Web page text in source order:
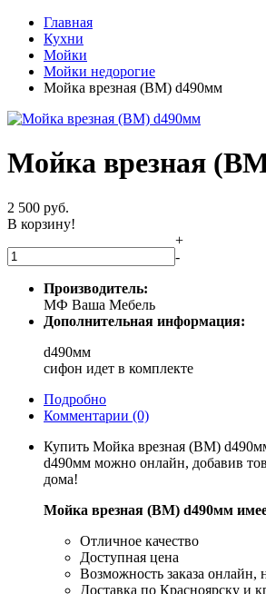
Главная
Кухни
Мойки
Мойки недорогие
Мойка врезная (ВМ) d490мм
Мойка врезная
2 500 руб.
В корзину!
+
-
Производитель:
МФ Ваша Мебель
Дополнительная информация:
d490мм
сифон идет в комплекте
Подробно
Комментарии (0)
Купить Мойка врезная (ВМ)
d490мм можно онлайн, добавив
дома!
Мойка врезная (ВМ) d490мм
Отличное качество
Доступная цена
Возможность заказа онлайн,
Доставка по Красноярску и